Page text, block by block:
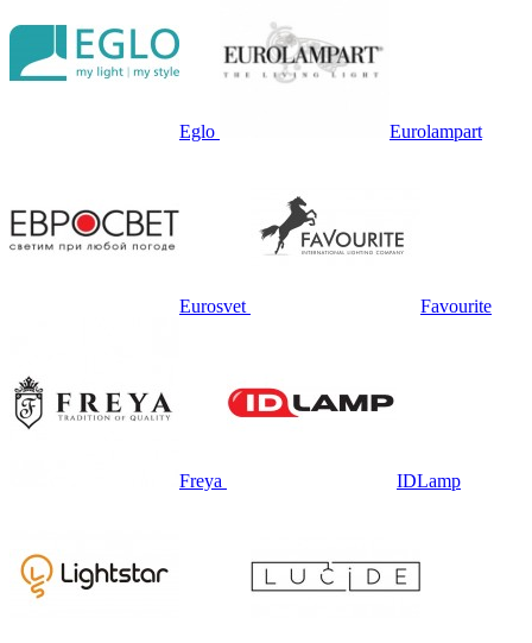
Eglo Eurolampart
Eurosvet Favourite
Freya IDLamp